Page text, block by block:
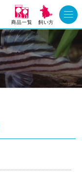
商品一覧 飼い方